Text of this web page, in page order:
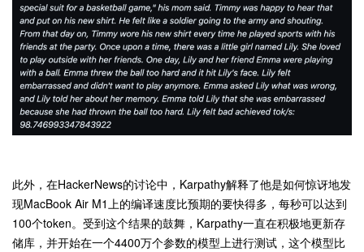
此外，在HackerNews的讨论中，Karpathy解释了他是如何惊讶地发
现MacBook Air M1上的编译速度比预期的要快得多，每秒可以达到
100个token。受到这个结果的鼓舞，Karpathy一直在积极地更新存
储库，并开始在一个4400万个参数的模型上进行测试，这个模型比